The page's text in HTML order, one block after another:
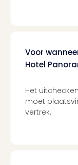
Voor
Hotel
Het
moet
vertrek.